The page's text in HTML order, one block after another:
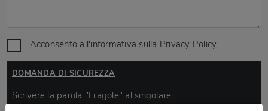
Acconsento all'informativa sulla Privacy Policy
DOMANDA DI SICUREZZA
Scrivere la parola "Fragole" al singolare